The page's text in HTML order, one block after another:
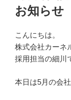
お知らせ
こんにちは。
株式会社カーネ
採用担当の細川
本日は5月の会